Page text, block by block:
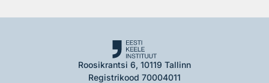
Roosikrantsi 6, 10119 Tallinn
Registrikood 70004011